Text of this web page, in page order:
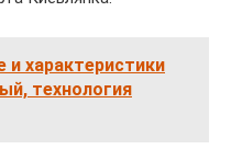
и характеристики
технология